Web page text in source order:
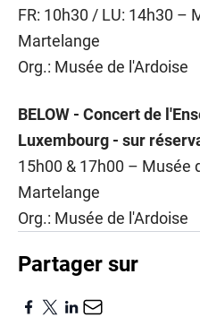
FR: 10h30 / LU: 14h30 –
Martelange
Org.: Musée de l'Ardoise
BELOW - Concert de
Luxembourg - sur
15h00 & 17h00 – Musée
Martelange
Org.: Musée de l'Ardoise
Partager sur